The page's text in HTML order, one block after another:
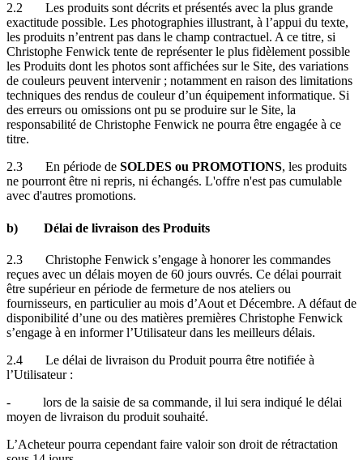
2.2 Les produits sont décrits et présentés avec la plus grande
exactitude possible. Les photographies illustrant, à l’appui du texte,
les produits n’entrent pas dans le champ contractuel. A ce titre, si
Christophe Fenwick tente de représenter le plus fidèlement possible
les Produits dont les photos sont affichées sur le Site, des variations
de couleurs peuvent intervenir ; notamment en raison des limitations
techniques des rendus de couleur d’un équipement informatique. Si
des erreurs ou omissions ont pu se produire sur le Site, la
responsabilité de Christophe Fenwick ne pourra être engagée à ce
titre.
2.3 En période de SOLDES ou PROMOTIONS, les produits
ne pourront être ni repris, ni échangés. L'offre n'est pas cumulable
avec d'autres promotions.
b) Délai de livraison des Produits
2.3 Christophe Fenwick s’engage à honorer les commandes
reçues avec un délais moyen de 60 jours ouvrés. Ce délai pourrait
être supérieur en période de fermeture de nos ateliers ou
fournisseurs, en particulier au mois d’Aout et Décembre. A défaut de
disponibilité d’une ou des matières premières Christophe Fenwick
s’engage à en informer l’Utilisateur dans les meilleurs délais.
2.4 Le délai de livraison du Produit pourra être notifiée à
l’Utilisateur :
- lors de la saisie de sa commande, il lui sera indiqué le délai
moyen de livraison du produit souhaité.
L’Acheteur pourra cependant faire valoir son droit de rétractation